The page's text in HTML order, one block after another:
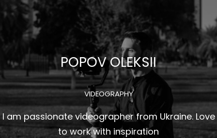
Перейти
содержимому
POPOV OLEKSII
VIDEOGRAPHY
I am passionate videographer from Ukraine. Love
to work with inspiration